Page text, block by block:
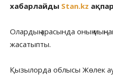
хабарлайды Stan.kz
Олардың арасында оның
жасатыпты.
Қызылорда облысы Жөлек